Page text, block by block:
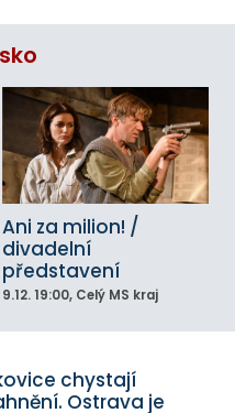
Ani za milion! /
divadelní
představení
9.12. 19:00, Celý MS kraj
chystají
Ostrava je